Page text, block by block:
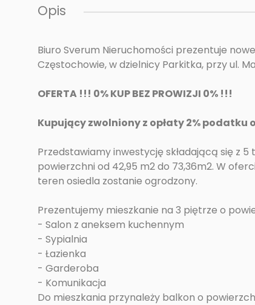
Opis
Biuro Sverum Nieruchomości prezentuje
Częstochowie, w dzielnicy Parkitka, przy ul.
OFERTA !!! 0% KUP BEZ PROWIZJI 0% !!!
Kupujący zwolniony z opłaty 2%
Przedstawiamy inwestycję składającą się z
powierzchni od 42,95 m2 do 73,36m2. W
teren osiedla zostanie ogrodzony.
Prezentujemy mieszkanie na 3 piętrze o
- Salon z aneksem kuchennym
- Sypialnia
- Łazienka
- Garderoba
- Komunikacja
Do mieszkania przynależy balkon o